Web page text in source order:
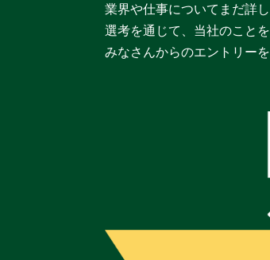
業界や仕事についてまだ詳
選考を通じて、当社のこと
みなさんからのエントリー